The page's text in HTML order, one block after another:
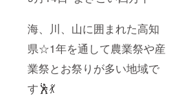
海、川、山に囲まれた高知
県☆1年を通して農業祭や産
業祭とお祭りが多い地域で
す🕺💃